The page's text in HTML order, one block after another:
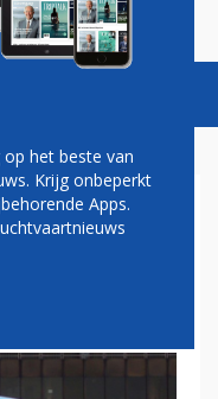
Vacatures
het beste van
Krijg onbeperkt
Apps.